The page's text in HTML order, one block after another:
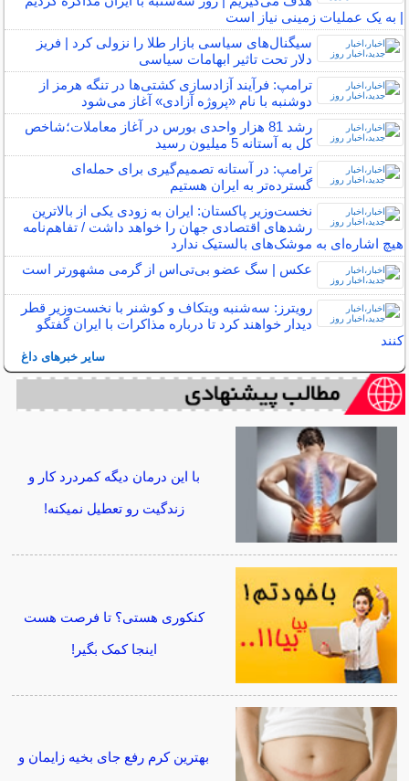
| به یک عملیات زمینی نیاز است
سیگنال‌های سیاسی بازار طلا را نزولی کرد | فریز
دلار تحت تاثیر ابهامات سیاسی
ترامپ: فرآیند آزادسازی کشتی‌ها در تنگه هرمز از
دوشنبه با نام «پروژه آزادی» آغاز می‌شود
رشد 81 هزار واحدی بورس در آغاز معاملات؛شاخص
کل به آستانه 5 میلیون رسید
ترامپ: در آستانه تصمیم‌گیری برای حمله‌ای
گسترده‌تر به ایران هستیم
نخست‌وزیر پاکستان: ایران به زودی یکی از بالاترین
رشدهای اقتصادی جهان را خواهد داشت / تفاهم‌نامه
هیچ اشاره‌ای به موشک‌های بالستیک ندارد
عکس | سگ عضو بی‌تی‌اس از گرمی مشهورتر است
رویترز: سه‌شنبه ویتکاف و کوشنر با نخست‌وزیر قطر
دیدار خواهند کرد تا درباره مذاکرات با ایران گفتگو
کنند
سایر خبرهای داغ
با این درمان دیگه کمردرد کار و
زندگیت رو تعطیل نمیکنه!
کنکوری هستی؟ تا فرصت هست
اینجا کمک بگیر!
بهترین کرم رفع جای بخیه زایمان و